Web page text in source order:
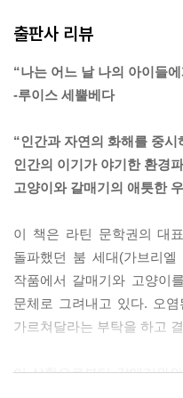
출판사 리뷰
“나는 어느 날 나의 아이들
-루이스 세뿔베다
“인간과 자연의 화해를 중
인간의 이기가 야기한 환경
고양이와 갈매기의 애틋한
이 책은 라틴 문학권의 대
돌파했던 붐 세대(가브리
작품에서 갈매기와 고양이
문체로 그려내고 있다. 오
가르쳐달라는 부탁을 하고
이 상황으로부터 갈매기와